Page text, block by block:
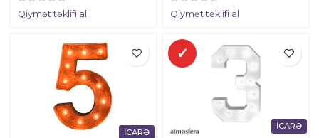
Qiymət təklifi al Qiymət təklifi al
İCARƏ
İCARƏ
✓